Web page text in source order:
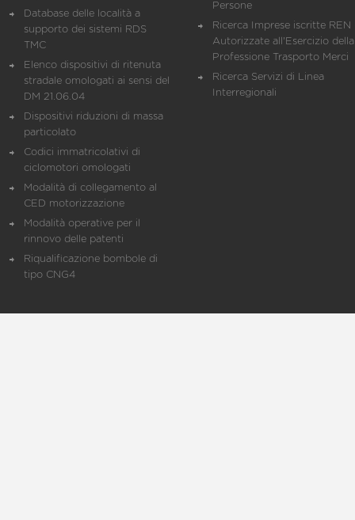
Database delle località a
supporto dei sistemi RDS
TMC
Elenco dispositivi di ritenuta
stradale omologati ai sensi del
DM 21.06.04
Dispositivi riduzioni di massa
particolato
Codici immatricolativi di
ciclomotori omologati
Modalità di collegamento al
CED motorizzazione
Modalità operative per il
rinnovo delle patenti
Riqualificazione bombole di
tipo CNG4
Persone
Ricerca Imprese iscritte REN
Autorizzate all'Esercizio della
Professione Trasporto Merci
Ricerca Servizi di Linea
Interregionali